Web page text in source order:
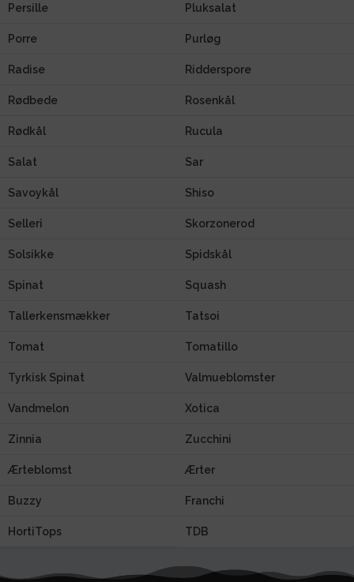
Persille Pluksalat
Porre Purløg
Radise Ridderspore
Rødbede Rosenkål
Rødkål Rucula
Salat Sar
Savoykål Shiso
Selleri Skorzonerod
Solsikke Spidskål
Spinat Squash
Tallerkensmækker Tatsoi
Tomat Tomatillo
Tyrkisk Spinat Valmueblomster
Vandmelon Xotica
Zinnia Zucchini
Ærteblomst Ærter
Buzzy Franchi
HortiTops TDB